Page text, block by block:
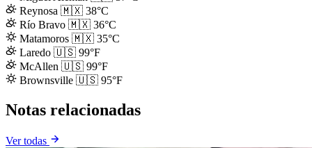
Reynosa 🇲🇽 38°C
Río Bravo 🇲🇽 36°C
Matamoros 🇲🇽 35°C
Laredo 🇺🇸 99°F
McAllen 🇺🇸 99°F
Brownsville 🇺🇸 95°F
Notas relacionadas
Ver todas